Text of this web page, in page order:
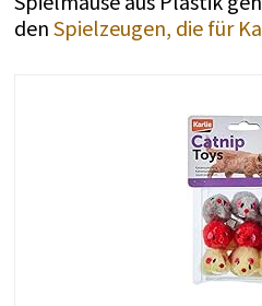
den Spielzeugen, die für